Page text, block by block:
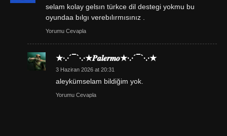
selam kolay gelsın türkce dil destegi yokmu bu
oyundaa bılgı verebılırmısınız .
Yorumu Cevapla
★·.·´¯`·.·★𝑷𝒂𝒍𝒆𝒓𝒎𝒐★·.·´¯`·.·★
3 Haziran 2026 at 20:31
aleykümselam bildiğim yok.
Yorumu Cevapla